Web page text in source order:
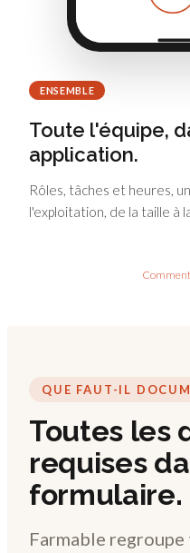
ENSEMBLE
Toute l'équipe,
application.
Rôles, tâches et heures,
l'exploitation, de la taille à
QUE FAUT-IL
Toutes les
requises
formulaire.
Farmable